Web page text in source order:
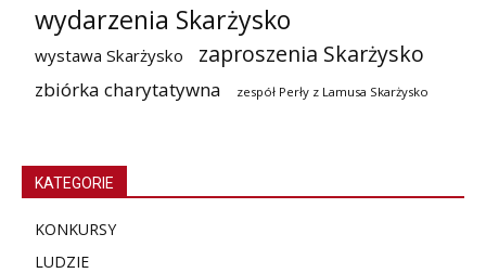
wydarzenia Skarżysko
wystawa Skarżysko zaproszenia Skarżysko
zbiórka charytatywna zespół Perły z Lamusa Skarżysko
KATEGORIE
KONKURSY
LUDZIE